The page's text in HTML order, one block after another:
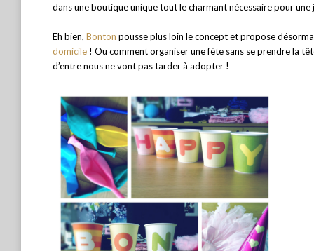
dans une boutique unique tout le charmant nécessaire pour
Eh bien, Bonton pousse plus loin le concept et propose
domicile ! Ou comment organiser une fête sans se prendre la
d’entre nous ne vont pas tarder à adopter !